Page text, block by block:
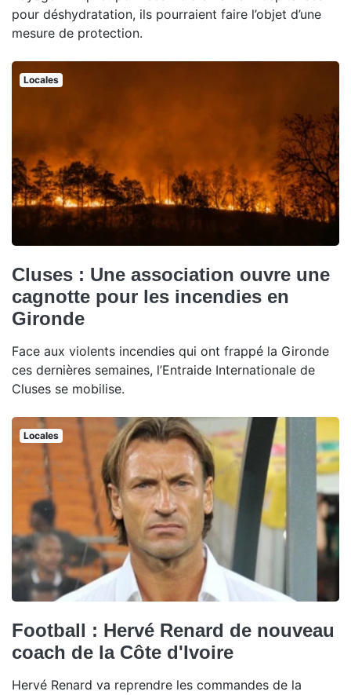
pour déshydratation, ils pourraient faire l’objet d’une
mesure de protection.
Locales
Cluses : Une association ouvre une
cagnotte pour les incendies en
Gironde
Face aux violents incendies qui ont frappé la Gironde
ces dernières semaines, l’Entraide Internationale de
Cluses se mobilise.
Locales
Football : Hervé Renard de nouveau
coach de la Côte d'Ivoire
Hervé Renard va reprendre les commandes de la